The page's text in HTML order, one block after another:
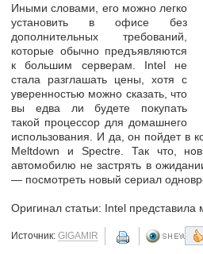
Иными словами, его можно легко
установить в офисе без
дополнительных требований,
которые обычно предъявляются
к большим серверам. Intel не
стала разглашать цены, хотя с
уверенностью можно сказать, что
вы едва ли будете покупать
такой процессор для домашнего
использования. И да, он пойдет в
Meltdown и Spectre. Так что,
автомобилю не застрять в
— посмотреть новый сериал
Оригинал статьи: Intel
Источник: GIGAMIR